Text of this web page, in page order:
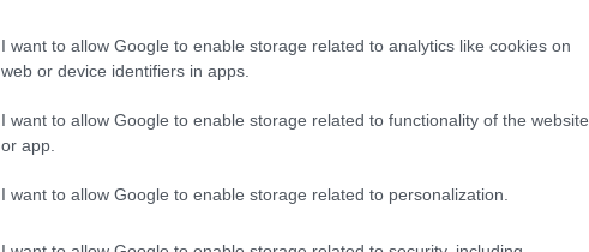
I want to allow Google to enable storage related to analytics like cookies on
web or device identifiers in apps.
I want to allow Google to enable storage related to functionality of the website
or app.
I want to allow Google to enable storage related to personalization.